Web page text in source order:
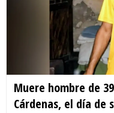
Muere hombre de
Cárdenas, el día de